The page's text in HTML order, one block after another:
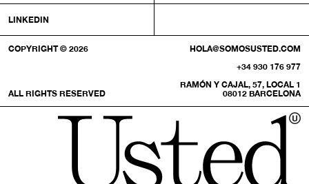
LINKEDIN
COPYRIGHT © 2026
ALL RIGHTS RESERVED
HOLA@SOMOSUSTED.COM
+34 930 176 977
RAMÓN Y CAJAL, 57, LOCAL 1
08012 BARCELONA